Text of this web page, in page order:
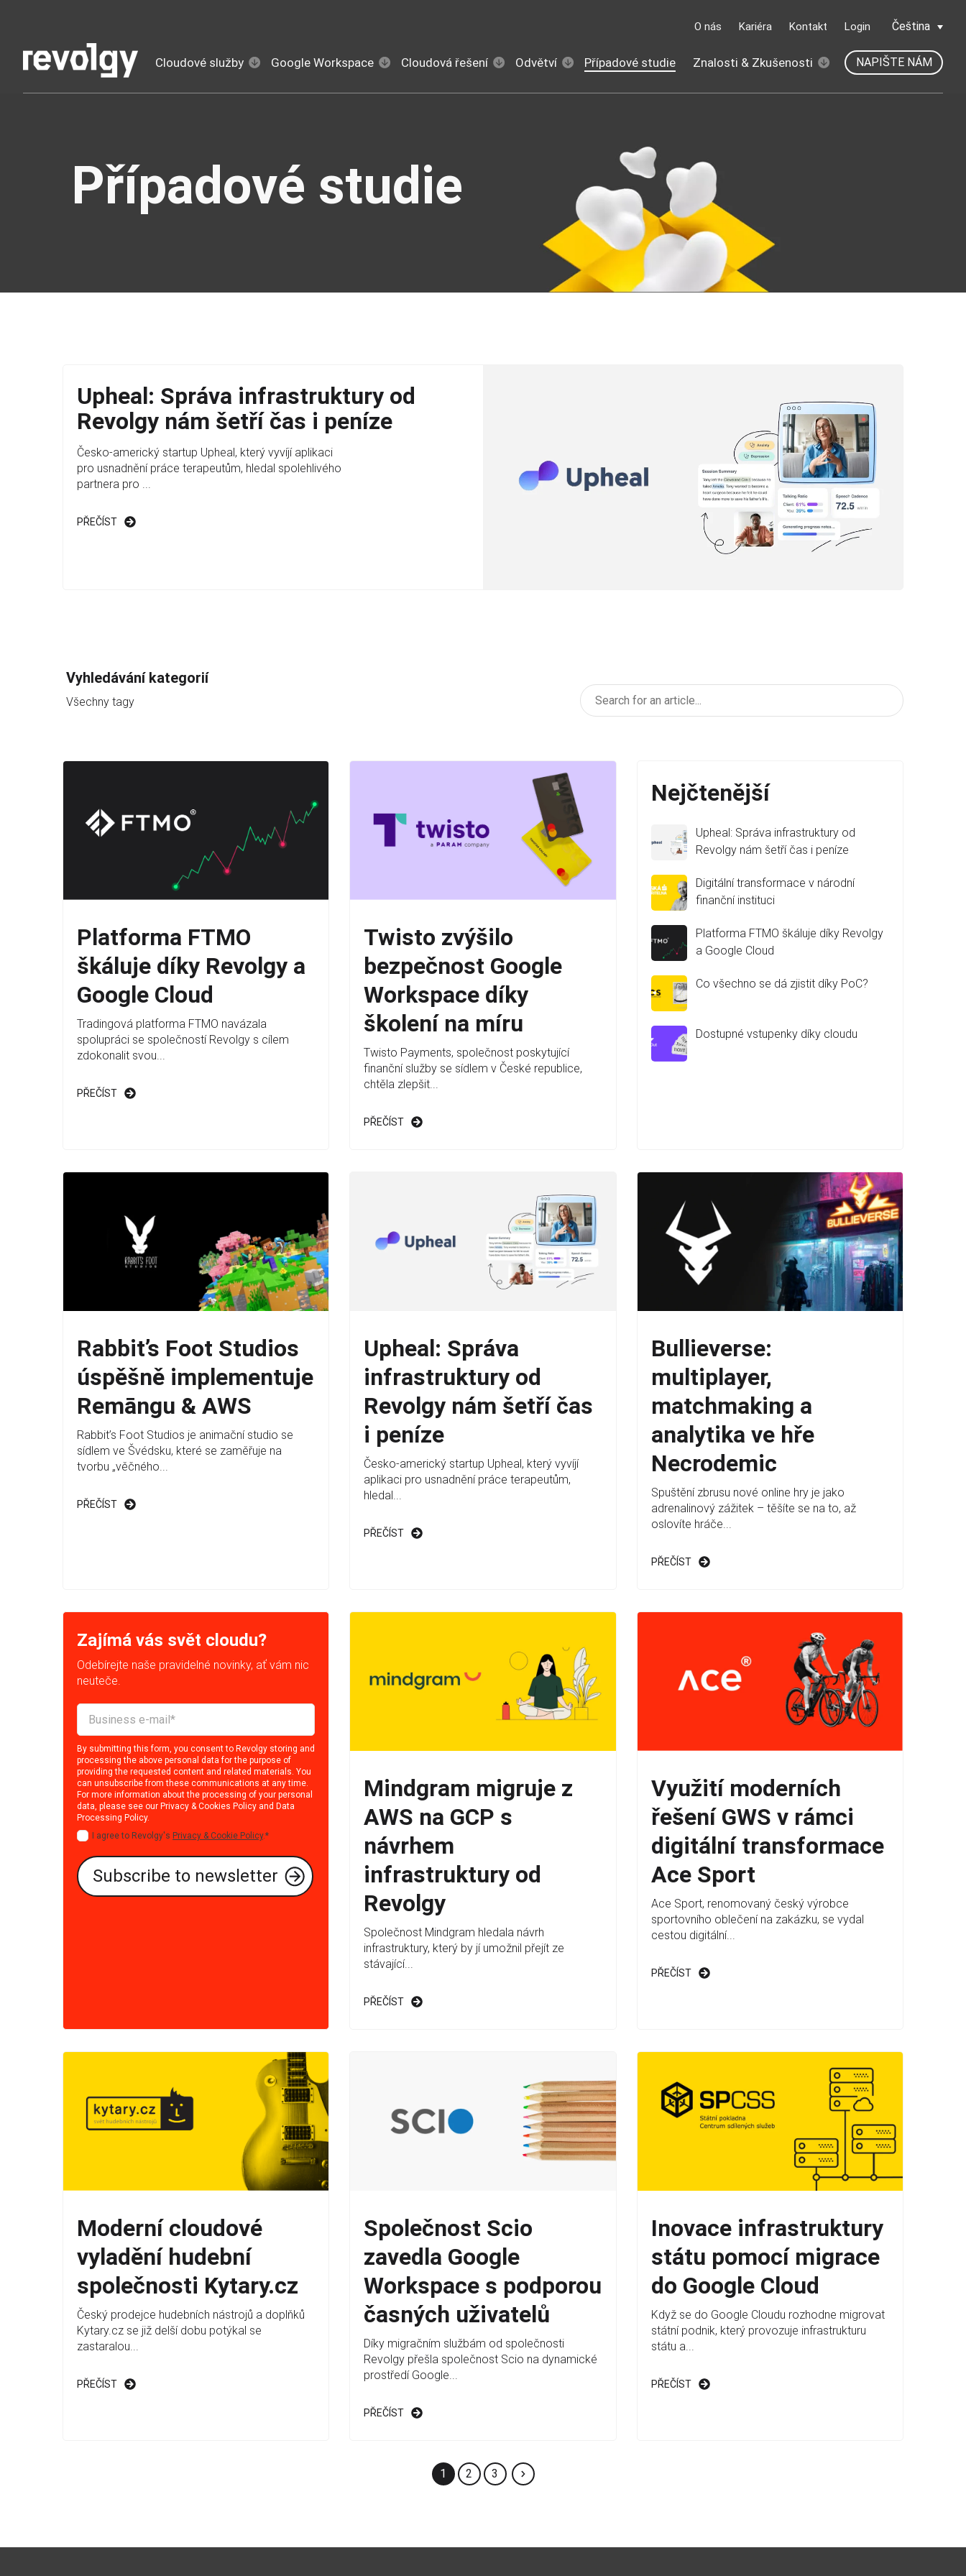
O nás Kariéra Kontakt Login Čeština
Cloudové služby Google Workspace Cloudová řešení Odvětví Případové studie Znalosti & Zkušenosti NAPIŠTE NÁM
Případové studie
Upheal: Správa infrastruktury od
Revolgy nám šetří čas i peníze
Česko-americký startup Upheal, který vyvíjí aplikaci
pro usnadnění práce terapeutům, hledal spolehlivého
partnera pro ...
PŘEČÍST
Vyhledávání kategorií
Všechny tagy
Platforma FTMO
škáluje díky Revolgy a
Google Cloud
Tradingová platforma FTMO navázala
spolupráci se společností Revolgy s cílem
zdokonalit svou...
PŘEČÍST
Twisto zvýšilo
bezpečnost Google
Workspace díky
školení na míru
Twisto Payments, společnost poskytující
finanční služby se sídlem v České republice,
chtěla zlepšit...
PŘEČÍST
Nejčtenější
Upheal: Správa infrastruktury od
Revolgy nám šetří čas i peníze
Digitální transformace v národní
finanční instituci
Platforma FTMO škáluje díky Revolgy
a Google Cloud
Co všechno se dá zjistit díky PoC?
Dostupné vstupenky díky cloudu
Rabbit’s Foot Studios
úspěšně implementuje
Remāngu & AWS
Rabbit’s Foot Studios je animační studio se
sídlem ve Švédsku, které se zaměřuje na
tvorbu „věčného...
PŘEČÍST
Upheal: Správa
infrastruktury od
Revolgy nám šetří čas
i peníze
Česko-americký startup Upheal, který vyvíjí
aplikaci pro usnadnění práce terapeutům,
hledal...
PŘEČÍST
Bullieverse:
multiplayer,
matchmaking a
analytika ve hře
Necrodemic
Spuštění zbrusu nové online hry je jako
adrenalinový zážitek – těšíte se na to, až
oslovíte hráče...
PŘEČÍST
Zajímá vás svět cloudu?
Odebírejte naše pravidelné novinky, ať vám nic
neuteče.
By submitting this form, you consent to Revolgy storing and
processing the above personal data for the purpose of
providing the requested content and related materials. You
can unsubscribe from these communications at any time.
For more information about the processing of your personal
data, please see our Privacy & Cookies Policy and Data
Processing Policy.
I agree to Revolgy's Privacy & Cookie Policy.*
Mindgram migruje z
AWS na GCP s
návrhem
infrastruktury od
Revolgy
Společnost Mindgram hledala návrh
infrastruktury, který by jí umožnil přejít ze
stávající...
PŘEČÍST
Využití moderních
řešení GWS v rámci
digitální transformace
Ace Sport
Ace Sport, renomovaný český výrobce
sportovního oblečení na zakázku, se vydal
cestou digitální...
PŘEČÍST
Moderní cloudové
vyladění hudební
společnosti Kytary.cz
Český prodejce hudebních nástrojů a doplňků
Kytary.cz se již delší dobu potýkal se
zastaralou...
PŘEČÍST
Společnost Scio
zavedla Google
Workspace s podporou
časných uživatelů
Díky migračním službám od společnosti
Revolgy přešla společnost Scio na dynamické
prostředí Google...
PŘEČÍST
Inovace infrastruktury
státu pomocí migrace
do Google Cloud
Když se do Google Cloudu rozhodne migrovat
státní podnik, který provozuje infrastrukturu
státu a...
PŘEČÍST
1 2 3